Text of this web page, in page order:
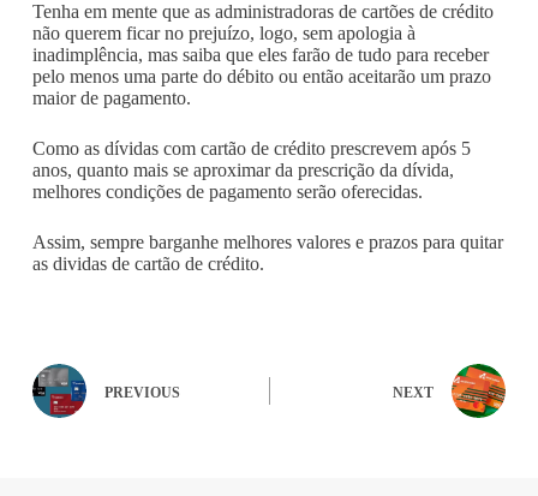
Tenha em mente que as administradoras de cartões de crédito
não querem ficar no prejuízo, logo, sem apologia à
inadimplência, mas saiba que eles farão de tudo para receber
pelo menos uma parte do débito ou então aceitarão um prazo
maior de pagamento.
Como as dívidas com cartão de crédito prescrevem após 5
anos, quanto mais se aproximar da prescrição da dívida,
melhores condições de pagamento serão oferecidas.
Assim, sempre barganhe melhores valores e prazos para quitar
as dividas de cartão de crédito.
PREVIOUS NEXT